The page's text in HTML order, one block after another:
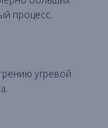
процесс.
угревой